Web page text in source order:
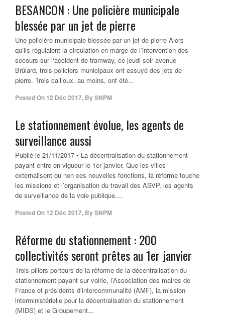
BESANCON : Une policière municipale
blessée par un jet de pierre
Une policière municipale blessée par un jet de pierre Alors
qu’ils régulaient la circulation en marge de l’intervention des
secours sur l‘accident de tramway, ce jeudi soir avenue
Brûlard, trois policiers municipaux ont essuyé des jets de
pierre. Trois cailloux, au moins, ont été...
Posted On 12 Déc 2017, BySNPM
Le stationnement évolue, les agents de
surveillance aussi
Publié le 21/11/2017 • La décentralisation du stationnement
payant entre en vigueur le 1er janvier. Que les villes
externalisent ou non ces nouvelles fonctions, la réforme touche
les missions et l’organisation du travail des ASVP, les agents
de surveillance de la voie publique....
Posted On 12 Déc 2017, BySNPM
Réforme du stationnement : 200
collectivités seront prêtes au 1er janvier
Trois piliers porteurs de la réforme de la décentralisation du
stationnement payant sur voirie, l’Association des maires de
France et présidents d’intercommunalité (AMF), la mission
interministérielle pour la décentralisation du stationnement
(MIDS) et le Groupement...